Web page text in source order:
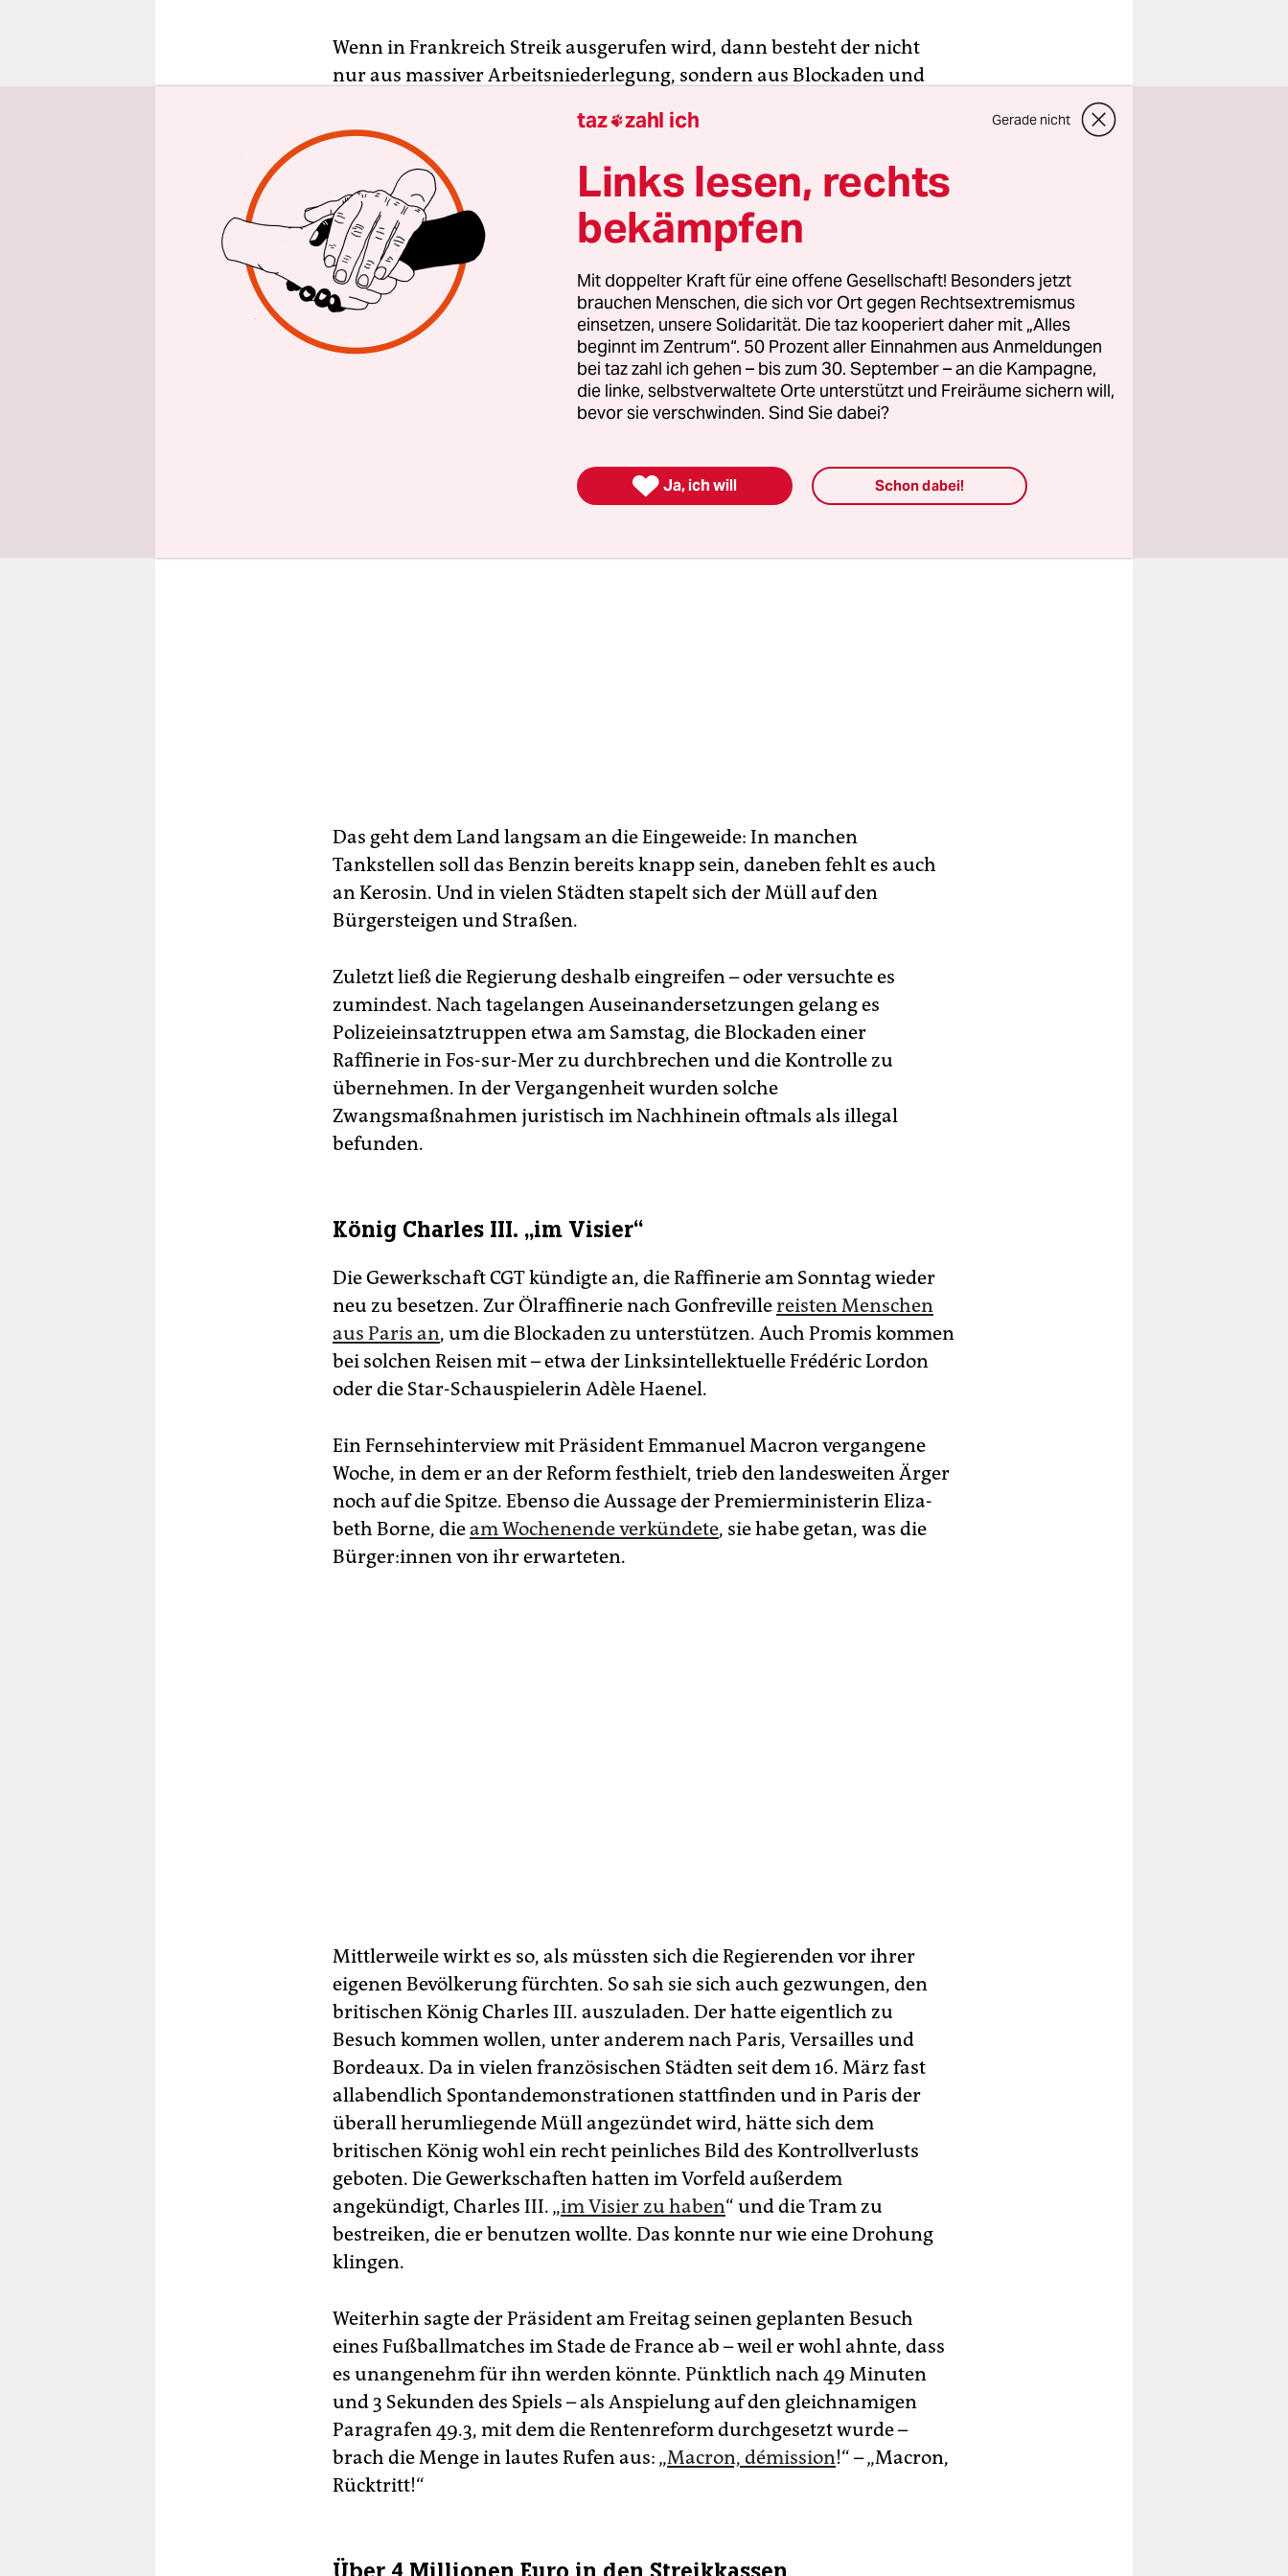
Wenn in Frankreich Streik ausgerufen wird, dann besteht der nicht
nur aus massiver Arbeitsniederlegung, sondern aus Blockaden und
Müllverbrennungsanlagen versperrt und Ölraffinerien blockiert,
ebenso Autobahnen und Zufahrtsstrecken zu den Großstädten. Viele
solcher Barrikaden zünden die Streikenden an, damit wirklich kein
Durchkommen ist. Sichtschutz bieten die schwarzen Rauchwolken
teilweise auch. In Brest
versperrten die Ha­fen­ar­bei­te­r*in­nen mit
Containern die Zufahrten
zum Industriehafen.
Seit die Regierung ihre Rentenreform mit dem berüchtigten
Paragrafen 49.3 ohne parlamentarische Abstimmung durchgesetzt
hat, hat sich die enorme Wut in Frankreich nicht mehr gelegt. Viele
Gewerkschaften haben angekündigt, die Arbeit erst wieder
Das geht dem Land langsam an die Eingeweide: In manchen
Tankstellen soll das Benzin bereits knapp sein, daneben fehlt es auch
an Kerosin. Und in vielen Städten stapelt sich der Müll auf den
Bürgersteigen und Straßen.
Zuletzt ließ die Regierung deshalb eingreifen – oder versuchte es
zumindest. Nach tagelangen Auseinandersetzungen gelang es
Polizeieinsatztruppen etwa am Samstag, die Blockaden einer
Raffinerie in Fos-sur-Mer zu durchbrechen und die Kontrolle zu
übernehmen. In der Vergangenheit wurden solche
Zwangsmaßnahmen juristisch im Nachhinein oftmals als illegal
befunden.
König Charles III. „im Visier“
Die Gewerkschaft CGT kündigte an, die Raffinerie am Sonntag wieder
neu zu besetzen. Zur Ölraffinerie nach Gonfrevillereisten Menschen
aus Paris an, um die Blockaden zu unterstützen. Auch Promis kommen
bei solchen Reisen mit – etwa der Linksintellektuelle Frédéric Lordon
oder die Star-Schauspielerin Adèle Haenel.
Ein Fernsehinterview mit Präsident Emmanuel Macron vergangene
Woche, in dem er an der Reform festhielt, trieb den landesweiten Ärger
noch auf die Spitze. Ebenso die Aussage der Premierministerin Eliza­
beth Borne, die am Wochenende verkündete, sie habe getan, was die
Bür­ge­r:in­nen von ihr erwarteten.
Mittlerweile wirkt es so, als müssten sich die Regierenden vor ihrer
eigenen Bevölkerung fürchten. So sah sie sich auch gezwungen, den
britischen König Charles III. auszuladen. Der hatte eigentlich zu
Besuch kommen wollen, unter anderem nach Paris, Versailles und
Bordeaux. Da in vielen französischen Städten seit dem 16. März fast
allabendlich Spontandemonstrationen stattfinden und in Paris der
überall herumliegende Müll angezündet wird, hätte sich dem
britischen König wohl ein recht peinliches Bild des Kontrollverlusts
geboten. Die Gewerkschaften hatten im Vorfeld außerdem
angekündigt, Charles III. „im Visier zu haben“ und die Tram zu
bestreiken, die er benutzen wollte. Das konnte nur wie eine Drohung
klingen.
Weiterhin sagte der Präsident am Freitag seinen geplanten Besuch
eines Fußballmatches im Stade de France ab – weil er wohl ahnte, dass
es unangenehm für ihn werden könnte. Pünktlich nach 49 Minuten
und 3 Sekunden des Spiels – als Anspielung auf den gleichnamigen
Paragrafen 49.3, mit dem die Rentenreform durchgesetzt wurde –
brach die Menge in lautes Rufen aus: „Macron, démission!“ – „Macron,
Rücktritt!“
taz zahl ich Gerade nicht
Links lesen, rechts
bekämpfen
Mit doppelter Kraft für eine offene Gesellschaft! Besonders jetzt
brauchen Menschen, die sich vor Ort gegen Rechtsextremismus
einsetzen, unsere Solidarität. Die taz kooperiert daher mit „Alles
beginnt im Zentrum“. 50 Prozent aller Einnahmen aus Anmeldungen
bei taz zahl ich gehen – bis zum 30. September – an die Kampagne,
die linke, selbstverwaltete Orte unterstützt und Freiräume sichern will,
bevor sie verschwinden. Sind Sie dabei?
 Ja, ich will Schon dabei!